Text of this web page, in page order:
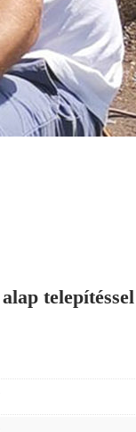
telepítéssel